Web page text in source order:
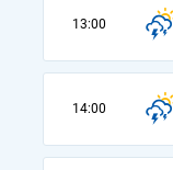
13:00
14:00